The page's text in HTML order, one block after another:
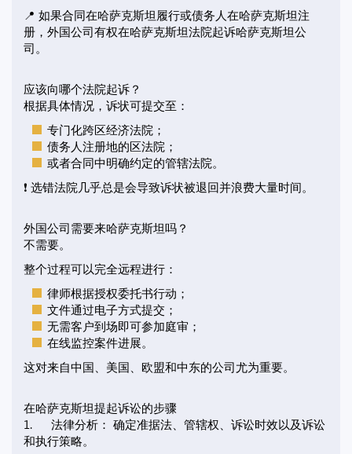
📍 如果合同在哈萨克斯坦履行或债务人在哈萨克斯坦注
册，外国公司有权在哈萨克斯坦法院起诉哈萨克斯坦公
司。
应该向哪个法院起诉？
根据具体情况，诉状可提交至：
专门化跨区经济法院；
债务人注册地的区法院；
或者合同中明确约定的管辖法院。
❗ 选错法院几乎总是会导致诉状被退回并浪费大量时间。
外国公司需要来哈萨克斯坦吗？
不需要。
整个过程可以完全远程进行：
律师根据授权委托书行动；
文件通过电子方式提交；
无需客户到场即可参加庭审；
在线监控案件进展。
这对来自中国、美国、欧盟和中东的公司尤为重要。
在哈萨克斯坦提起诉讼的步骤
1. 法律分析： 确定准据法、管辖权、诉讼时效以及诉讼
和执行策略。